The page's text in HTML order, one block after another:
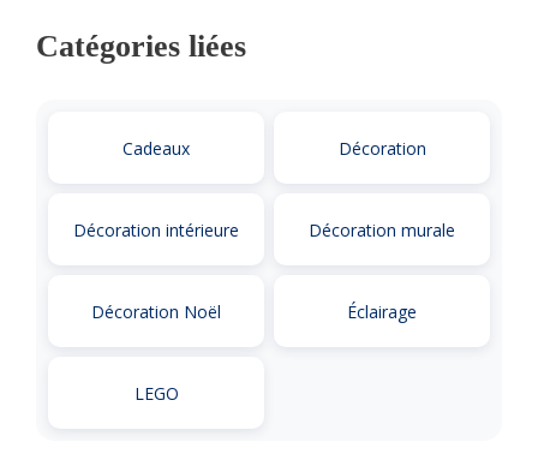
Catégories liées
Cadeaux Décoration
Décoration intérieure Décoration murale
Décoration Noël Éclairage
LEGO